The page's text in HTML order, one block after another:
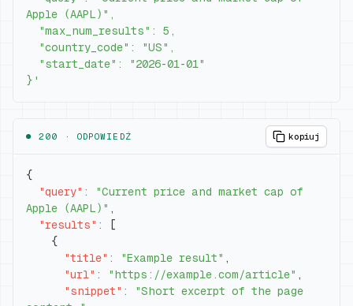
}'
● 200 · ODPOWIEDŹ kopiuj
{
"query" :
"Current price and market cap of
Apple (AAPL)" ,
"results" :
[
{
"title" : "Example result" ,
"url" : "https://example.com/article" ,
"snippet" :
"Short excerpt of the page